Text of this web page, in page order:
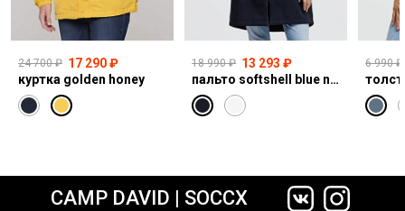
сайте СДЭК
24 700 ₽ 17 290 ₽
куртка golden honey
18 990 ₽ 13 293 ₽
пальто softshell blue navy
6 990 ₽
CAMP DAVID | SOCCX